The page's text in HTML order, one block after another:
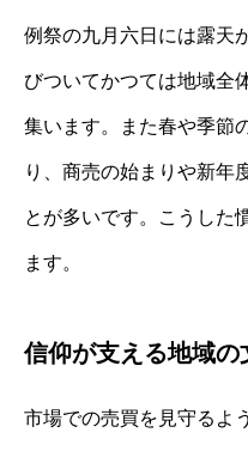
例祭の九月六日には露天
びついてかつては地域全
集います。また春や季節
り、商売の始まりや新年
とが多いです。こうした
ます。
信仰が支える地域の
市場での売買を見守るよ